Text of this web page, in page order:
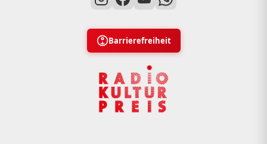
Barrierefreiheit